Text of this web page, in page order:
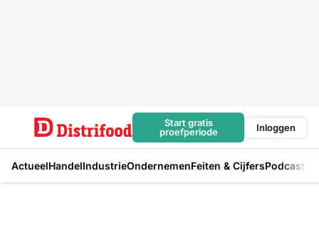
Start gratis
proefperiode
Inloggen
ActueelHandelIndustrieOndernemenFeiten & CijfersPodcast